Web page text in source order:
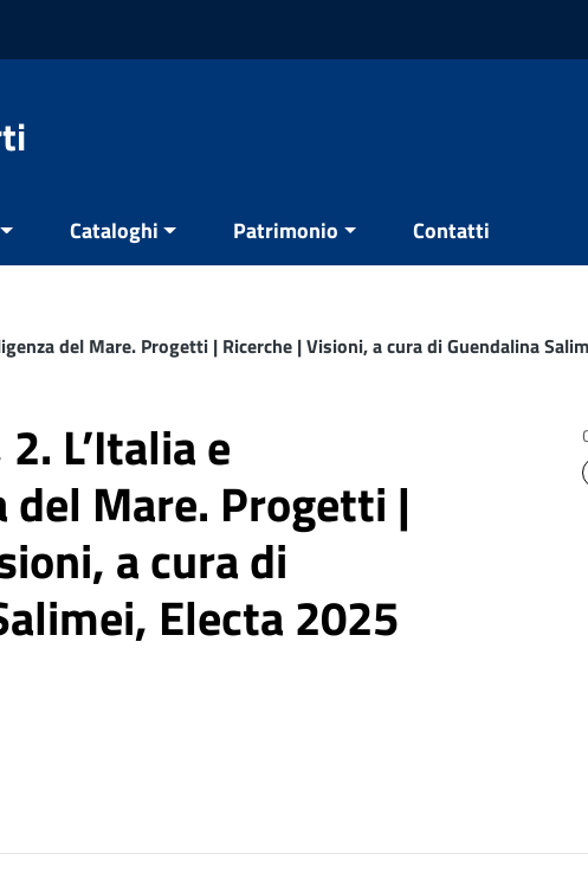
Cataloghi Patrimonio Contatti
del Mare. Progetti | Ricerche | Visioni, a cura di Guendalina
L’Italia e
del Mare. Progetti |
a cura di
Electa 2025